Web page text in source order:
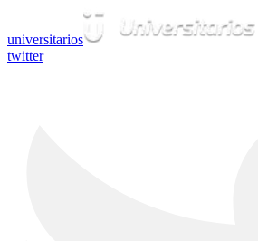
universitarios
twitter